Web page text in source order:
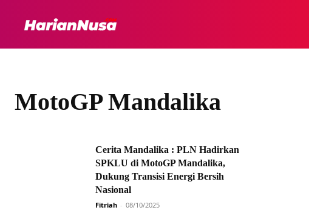
MotoGP Mandalika
Cerita Mandalika : PLN Hadirkan
SPKLU di MotoGP Mandalika,
Dukung Transisi Energi Bersih
Nasional
Fitriah - 08/10/2025